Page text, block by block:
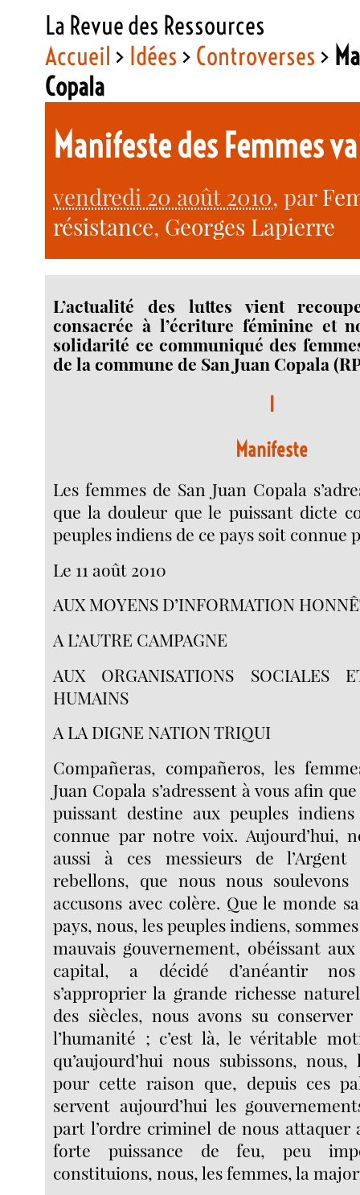
La Revue des Ressources
Accueil > Idées > Controverses >
Copala
Manifeste des Femmes
vendredi 20 août 2010, par
résistance, Georges Lapierre
L’actualité des luttes vient
consacrée à l’écriture féminine et
solidarité ce communiqué des
de la commune de San Juan Copala
I
Manifeste
Les femmes de San Juan Copala
que la douleur que le puissant dicte
peuples indiens de ce pays soit connue
Le 11 août 2010
AUX MOYENS D’INFORMATION
A L’AUTRE CAMPAGNE
AUX ORGANISATIONS SOCIALES
HUMAINS
A LA DIGNE NATION TRIQUI
Compañeras, compañeros, les
Juan Copala s’adressent à vous afin
puissant destine aux peuples
connue par notre voix. Aujourd’hui,
aussi à ces messieurs de
rebellons, que nous nous
accusons avec colère. Que le monde
pays, nous, les peuples indiens,
mauvais gouvernement, obéissant
capital, a décidé d’anéantir
s’approprier la grande richesse
des siècles, nous avons su
l’humanité ; c’est là, le véritable
qu’aujourd’hui nous subissons,
pour cette raison que, depuis ces
servent aujourd’hui les
part l’ordre criminel de nous attaquer
forte puissance de feu, peu
constituions, nous, les femmes, la